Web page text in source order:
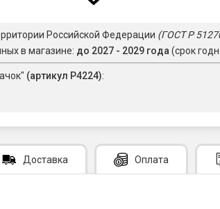
Российской Федерации (ГОСТ Р
в магазине: до 2027 - 2029 года(срок
(артикул Р4224):
Доставка Оплата